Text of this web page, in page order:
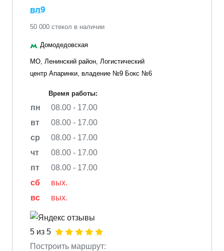
вл9
50 000 стекол в наличии
Домодедовская
МО, Ленинский район, Логистический
центр Апаринки, владение №9 Бокс №6
Время работы:
пн
08.00 - 17.00
вт
08.00 - 17.00
ср
08.00 - 17.00
чт
08.00 - 17.00
пт
08.00 - 17.00
сб
вых.
вс
вых.
5 из 5
Построить маршрут: